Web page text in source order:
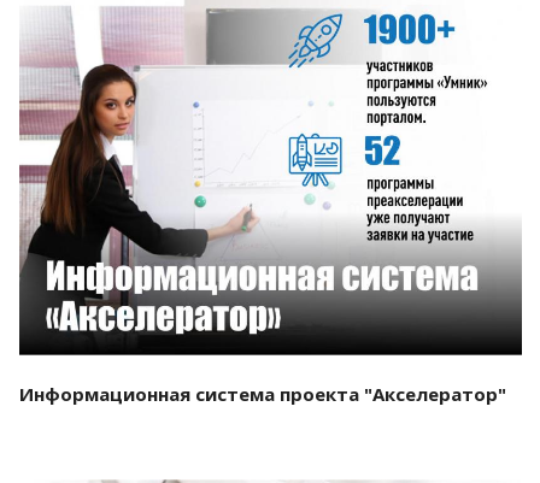
Смотреть проект
Информационная система проекта "Акселератор"